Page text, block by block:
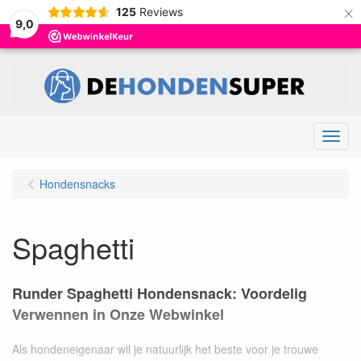
9,0
125 Reviews ×
Menu
Hondensnacks
Spaghetti
Runder Spaghetti Hondensnack: Voordelig
Verwennen in Onze Webwinkel
Als hondeneigenaar wil je natuurlijk het beste voor je trouwe